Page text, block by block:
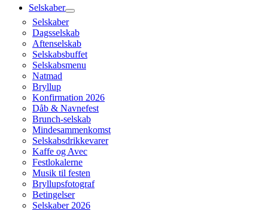
Selskaber
Selskaber
Dagsselskab
Aftenselskab
Selskabsbuffet
Selskabsmenu
Natmad
Bryllup
Konfirmation 2026
Dåb & Navnefest
Brunch-selskab
Mindesammenkomst
Selskabsdrikkevarer
Kaffe og Avec
Festlokalerne
Musik til festen
Bryllupsfotograf
Betingelser
Selskaber 2026